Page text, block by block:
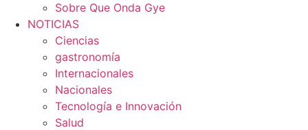
Sobre Que Onda Gye
NOTICIAS
Ciencias
gastronomía
Internacionales
Nacionales
Tecnología e Innovación
Salud